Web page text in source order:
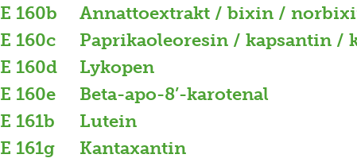
E 160b Annattoextrakt / bixin /
E 160c Paprikaoleoresin / kapsantin /
E 160d Lykopen
E 160e Beta-apo-8’-karotenal
E 161b Lutein
E 161g Kantaxantin